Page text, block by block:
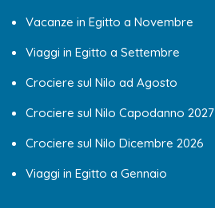
Vacanze in Egitto a Novembre
Viaggi in Egitto a Settembre
Crociere sul Nilo ad Agosto
Crociere sul Nilo Capodanno 2027
Crociere sul Nilo Dicembre 2026
Viaggi in Egitto a Gennaio